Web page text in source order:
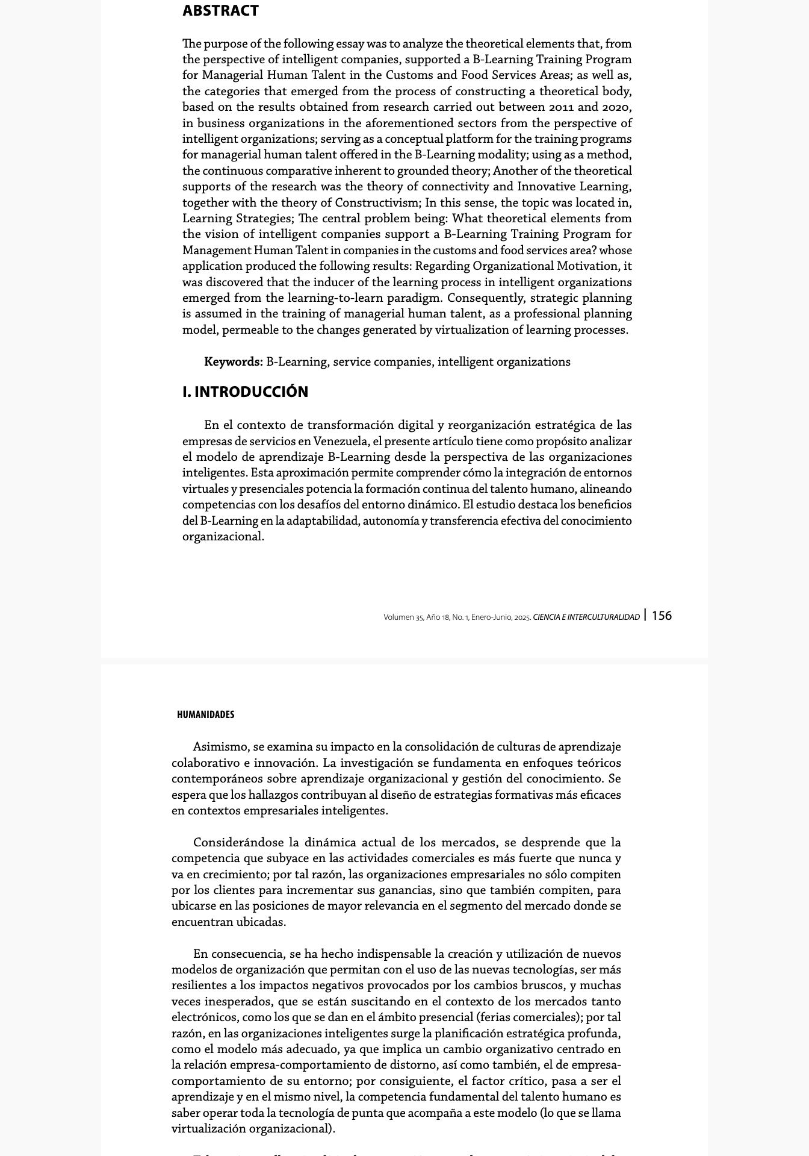
156
Volumen 35, Año 18, No. 1, Enero-Junio, 2025. CIENCIA E INTERCULTURALIDAD
ABSTRACT
The purpose of the following essay was to analyze the theoretical elements that, from
the perspective of intelligent companies, supported a B-Learning Training Program
for Managerial Human Talent in the Customs and Food Services Areas; as well as,
the categories that emerged from the process of constructing a theoretical body,
based on the results obtained from research carried out between 2011 and 2020,
in business organizations in the aforementioned sectors from the perspective of
intelligent organizations; serving as a conceptual platform for the training programs
for managerial human talent offered in the B-Learning modality; using as a method,
the continuous comparative inherent to grounded theory; Another of the theoretical
supports of the research was the theory of connectivity and Innovative Learning,
together with the theory of Constructivism; In this sense, the topic was located in,
Learning Strategies; The central problem being: What theoretical elements from
the vision of intelligent companies support a B-Learning Training Program for
Management Human Talent in companies in the customs and food services area? whose
application produced the following results: Regarding Organizational Motivation, it
was discovered that the inducer of the learning process in intelligent organizations
emerged from the learning-to-learn paradigm. Consequently, strategic planning
is assumed in the training of managerial human talent, as a professional planning
model, permeable to the changes generated by virtualization of learning processes.
Keywords: B-Learning, service companies, intelligent organizations
I. INTRODUCCIÓN
En el contexto de transformación digital y reorganización estratégica de las
empresas de servicios en Venezuela, el presente artículo tiene como propósito analizar
el modelo de aprendizaje B-Learning desde la perspectiva de las organizaciones
inteligentes. Esta aproximación permite comprender cómo la integración de entornos
virtuales y presenciales potencia la formación continua del talento humano, alineando
competencias con los desafíos del entorno dinámico. El estudio destaca los beneficios
del B-Learning en la adaptabilidad, autonomía y transferencia efectiva del conocimiento
organizacional.
HUMANIDADEs
Asimismo, se examina su impacto en la consolidación de culturas de aprendizaje
colaborativo e innovación. La investigación se fundamenta en enfoques teóricos
contemporáneos sobre aprendizaje organizacional y gestión del conocimiento. Se
espera que los hallazgos contribuyan al diseño de estrategias formativas más eficaces
en contextos empresariales inteligentes.
Considerándose la dinámica actual de los mercados, se desprende que la
competencia que subyace en las actividades comerciales es más fuerte que nunca y
va en crecimiento; por tal razón, las organizaciones empresariales no sólo compiten
por los clientes para incrementar sus ganancias, sino que también compiten, para
ubicarse en las posiciones de mayor relevancia en el segmento del mercado donde se
encuentran ubicadas.
En consecuencia, se ha hecho indispensable la creación y utilización de nuevos
modelos de organización que permitan con el uso de las nuevas tecnologías, ser más
resilientes a los impactos negativos provocados por los cambios bruscos, y muchas
veces inesperados, que se están suscitando en el contexto de los mercados tanto
electrónicos, como los que se dan en el ámbito presencial (ferias comerciales); por tal
razón, en las organizaciones inteligentes surge la planificación estratégica profunda,
como el modelo más adecuado, ya que implica un cambio organizativo centrado en
la relación empresa-comportamiento de distorno, así como también, el de empresa-
comportamiento de su entorno; por consiguiente, el factor crítico, pasa a ser el
aprendizaje y en el mismo nivel, la competencia fundamental del talento humano es
saber operar toda la tecnología de punta que acompaña a este modelo (lo que se llama
virtualización organizacional).